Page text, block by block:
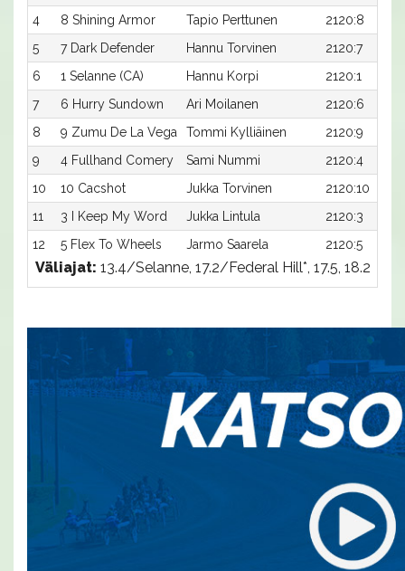
4
8 Shining Armor Tapio Perttunen
2120:8
5
7 Dark Defender Hannu Torvinen
2120:7
6
1 Selanne (CA) Hannu Korpi
2120:1
7
6 Hurry Sundown Ari Moilanen
2120:6
8
9 Zumu De La Vega Tommi Kylliäinen
2120:9
9
4 Fullhand Comery Sami Nummi
2120:4
10
10 Cacshot Jukka Torvinen
2120:10
11
3 I Keep My Word Jukka Lintula
2120:3
12
5 Flex To Wheels Jarmo Saarela 2120:5
Väliajat: 13.4/Selanne, 17.2/Federal Hill*, 17.5, 18.2